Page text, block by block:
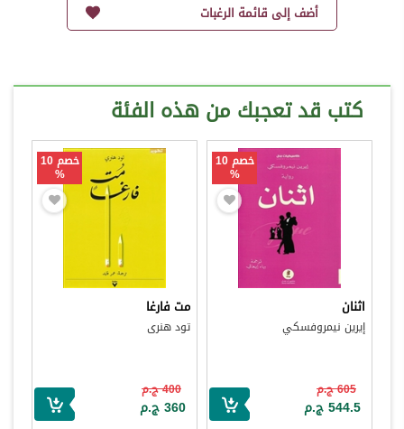
أضف إلى قائمة الرغبات
كتب قد تعجبك من هذه الفئة
خصم 10
%
اثنان
إيرين نيمروفسكي
605 ج.م
544.5 ج.م
خصم 10
%
مت فارغا
تود هنرى
400 ج.م
360 ج.م